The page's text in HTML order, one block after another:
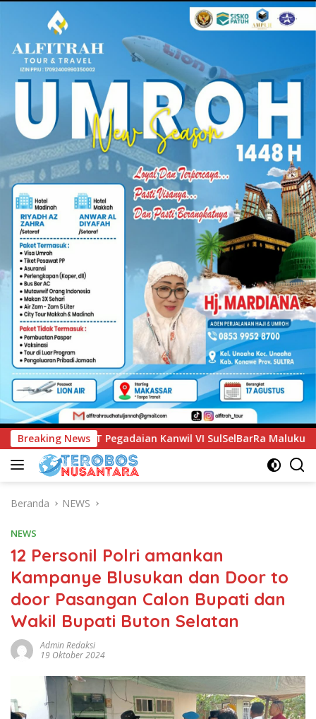
Breaking News
Kanwil VI SulSelBarRa Maluku Luncurkan Program
Beranda NEWS
NEWS
12 Personil Polri amankan
Kampanye Blusukan dan Door to
door Pasangan Calon Bupati dan
Wakil Bupati Buton Selatan
Admin Redaksi
19 Oktober 2024